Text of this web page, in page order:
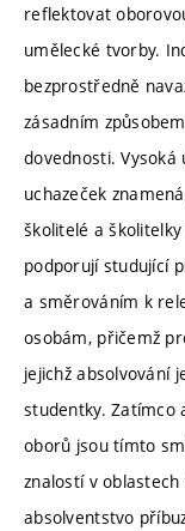
reflektovat
umělecké tvorby.
bezprostředně
zásadním
dovednosti. Vysoká
uchazeček
školitelé a
podporují studující
a směrováním k
osobám, přičemž
jejichž absolvování
studentky. Zatímco
oborů jsou tímto
znalostí v
absolventstvo